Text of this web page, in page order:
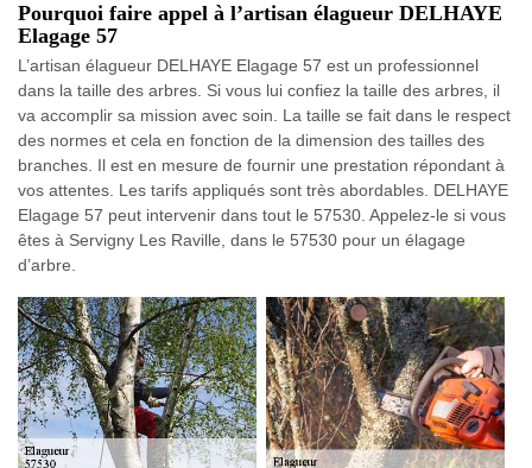
Pourquoi faire appel à l’artisan élagueur DELHAYE
Elagage 57
L’artisan élagueur DELHAYE Elagage 57 est un professionnel
dans la taille des arbres. Si vous lui confiez la taille des arbres, il
va accomplir sa mission avec soin. La taille se fait dans le respect
des normes et cela en fonction de la dimension des tailles des
branches. Il est en mesure de fournir une prestation répondant à
vos attentes. Les tarifs appliqués sont très abordables. DELHAYE
Elagage 57 peut intervenir dans tout le 57530. Appelez-le si vous
êtes à Servigny Les Raville, dans le 57530 pour un élagage
d’arbre.